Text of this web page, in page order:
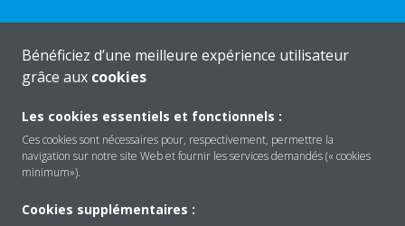
Daikin
Solutions
Bénéficiez d’une meilleure expérience utilisateur
grâce aux cookies
Les cookies essentiels et fonctionnels :
Ces cookies sont nécessaires pour, respectivement, permettre la
navigation sur notre site Web et fournir les services demandés (« cookies
minimum»).
Cookies supplémentaires :